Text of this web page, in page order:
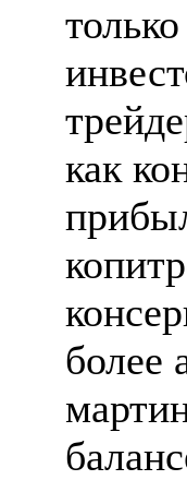
как
более